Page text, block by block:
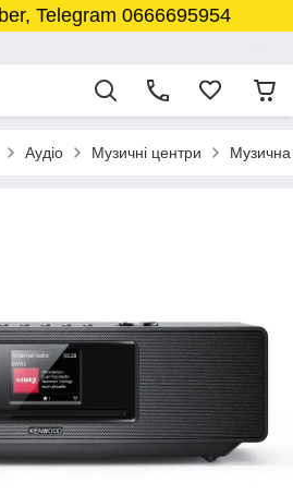
Telegram 0666695954
Аудіо Музичні центри